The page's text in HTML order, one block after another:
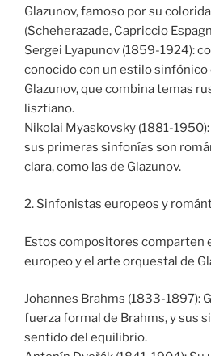
Glazunov, famoso por su
(Scheherazade, Capriccio
Sergei Lyapunov (1859-1924):
conocido con un estilo sinfónico
Glazunov, que combina temas
lisztiano.
Nikolai Myaskovsky (1881-
sus primeras sinfonías son
clara, como las de Glazunov.
2. Sinfonistas europeos y
Estos compositores comparten
europeo y el arte orquestal de
Johannes Brahms (1833-1897):
fuerza formal de Brahms, y sus
sentido del equilibrio.